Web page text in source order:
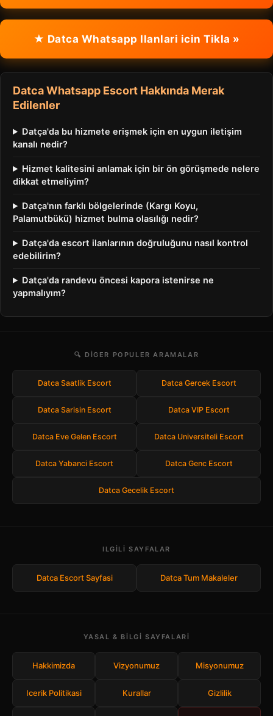
★ Datca Whatsapp Ilanlari icin Tikla »
Datca Whatsapp Escort Hakkında Merak
Edilenler
Datça'da bu hizmete erişmek için en uygun iletişim
kanalı nedir?
Hizmet kalitesini anlamak için bir ön görüşmede nelere
dikkat etmeliyim?
Datça'nın farklı bölgelerinde (Kargı Koyu,
Palamutbükü) hizmet bulma olasılığı nedir?
Datça'da escort ilanlarının doğruluğunu nasıl kontrol
edebilirim?
Datça'da randevu öncesi kapora istenirse ne
yapmalıyım?
🔍 DIGER POPULER ARAMALAR
Datca Saatlik Escort Datca Gercek Escort
Datca Sarisin Escort Datca VIP Escort
Datca Eve Gelen Escort Datca Universiteli Escort
Datca Yabanci Escort Datca Genc Escort
Datca Gecelik Escort
ILGILI SAYFALAR
Datca Escort Sayfasi Datca Tum Makaleler
YASAL & BILGI SAYFALARI
Hakkimizda Vizyonumuz Misyonumuz
Icerik Politikasi Kurallar Gizlilik